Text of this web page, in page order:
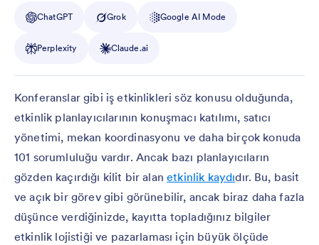
ChatGPT Grok Google AI Mode
Perplexity Claude.ai
Konferanslar gibi iş etkinlikleri söz konusu olduğunda,
etkinlik planlayıcılarının konuşmacı katılımı, satıcı
yönetimi, mekan koordinasyonu ve daha birçok konuda
101 sorumluluğu vardır. Ancak bazı planlayıcıların
gözden kaçırdığı kilit bir alanetkinlik kaydıdır. Bu, basit
ve açık bir görev gibi görünebilir, ancak biraz daha fazla
düşünce verdiğinizde, kayıtta topladığınız bilgiler
etkinlik lojistiği ve pazarlaması için büyük ölçüde